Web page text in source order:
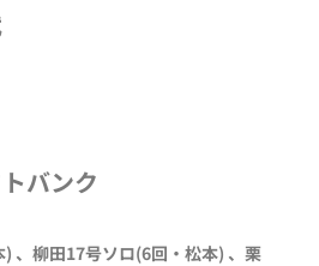
バンク
) 、 柳田17号ソロ(6回・ 松本) 、 栗